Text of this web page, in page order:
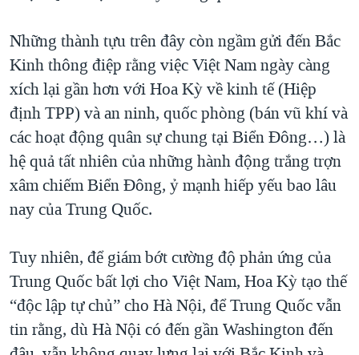
Những thành tựu trên đây còn ngầm gửi đến Bắc
Kinh thông điệp rằng việc Việt Nam ngày càng
xích lại gần hơn với Hoa Kỳ về kinh tế (Hiệp
định TPP) và an ninh, quốc phòng (bán vũ khí và
các hoạt động quân sự chung tại Biển Đông…) là
hệ quả tất nhiên của những hành động trắng trợn
xâm chiếm Biển Đông, ỷ mạnh hiếp yếu bao lâu
nay của Trung Quốc.
Tuy nhiên, để giám bớt cường độ phản ứng của
Trung Quốc bất lợi cho Việt Nam, Hoa Kỳ tạo thế
“độc lập tự chủ” cho Hà Nội, để Trung Quốc vẫn
tin rằng, dù Hà Nội có đến gần Washington đến